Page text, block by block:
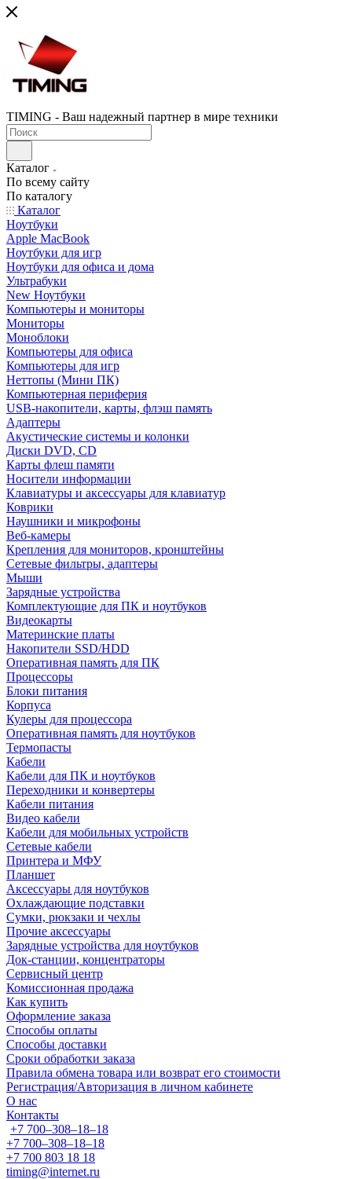
TIMING - Ваш надежный партнер в мире техники
Каталог
По всему сайту
По каталогу
Каталог
Ноутбуки
Apple MacBook
Ноутбуки для игр
Ноутбуки для офиса и дома
Ультрабуки
New Ноутбуки
Компьютеры и мониторы
Мониторы
Моноблоки
Компьютеры для офиса
Компьютеры для игр
Неттопы (Мини ПК)
Компьютерная периферия
USB-накопители, карты, флэш память
Адаптеры
Акустические системы и колонки
Диски DVD, CD
Карты флеш памяти
Носители информации
Клавиатуры и аксессуары для клавиатур
Коврики
Наушники и микрофоны
Веб-камеры
Крепления для мониторов, кронштейны
Сетевые фильтры, адаптеры
Мыши
Зарядные устройства
Комплектующие для ПК и ноутбуков
Видеокарты
Материнские платы
Накопители SSD/HDD
Оперативная память для ПК
Процессоры
Блоки питания
Корпуса
Кулеры для процессора
Оперативная память для ноутбуков
Термопасты
Кабели
Кабели для ПК и ноутбуков
Переходники и конвертеры
Кабели питания
Видео кабели
Кабели для мобильных устройств
Сетевые кабели
Принтера и МФУ
Планшет
Аксессуары для ноутбуков
Охлаждающие подставки
Сумки, рюкзаки и чехлы
Прочие аксессуары
Зарядные устройства для ноутбуков
Док-станции, концентраторы
Сервисный центр
Комиссионная продажа
Как купить
Оформление заказа
Способы оплаты
Способы доставки
Сроки обработки заказа
Правила обмена товара или возврат его стоимости
Регистрация/Авторизация в личном кабинете
О нас
Контакты
+7 700‒308‒18‒18
+7 700‒308‒18‒18
+7 700 803 18 18
timing@internet.ru